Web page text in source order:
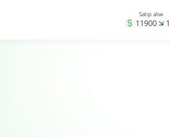
Satıp alıw
11900